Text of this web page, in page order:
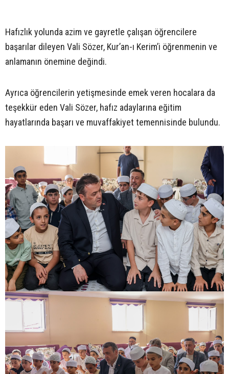
Hafızlık yolunda azim ve gayretle çalışan öğrencilere
başarılar dileyen Vali Sözer, Kur’an-ı Kerim’i öğrenmenin ve
anlamanın önemine değindi.
Ayrıca öğrencilerin yetişmesinde emek veren hocalara da
teşekkür eden Vali Sözer, hafız adaylarına eğitim
hayatlarında başarı ve muvaffakiyet temennisinde bulundu.